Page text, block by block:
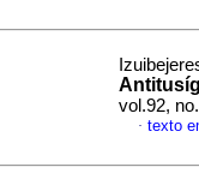
vol.92,
· texto